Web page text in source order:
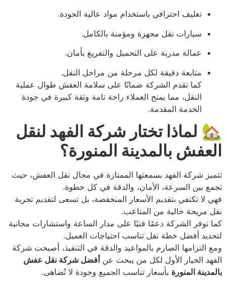
تغليف احترافي باستخدام مواد عالية الجودة.
سيارات نقل مجهزة ومؤمنة بالكامل.
عمالة مدربة على التحميل والتفريغ بأمان.
متابعة دقيقة لكل مرحلة من مراحل النقل.
كما تقدم الشركة ضمانًا على سلامة العفش طوال عملية
النقل، مما يمنح العملاء راحة تامة وثقة كبيرة في جودة
الخدمة المقدمة.
🏡 لماذا تختار شركة الفهد لنقل
العفش بالمدينة المنورة؟
تتميز شركة الفهد بسمعتها الممتازة في مجال نقل العفش، حيث
تجمع بين السرعة، الأمان، والدقة في كل خطوة.
فهي لا تكتفي بتقديم الأسعار المنخفضة، بل تسعى لتقديم تجربة
نقل مريحة خالية من المتاعب.
كما توفر الشركة دعمًا فنيًا على مدار الساعة واستشارات مجانية
لتحديد أفضل خطة نقل تناسب احتياجات العميل.
ومع التزامها الصارم بالمواعيد والدقة في التنفيذ، أصبحت شركة
الفهد الخيار الأول لكل من يبحث عنأفضل شركة نقل عفش
بالمدينة المنورة بأسعار تناسب الجميع وجودة لا تُضاهى.